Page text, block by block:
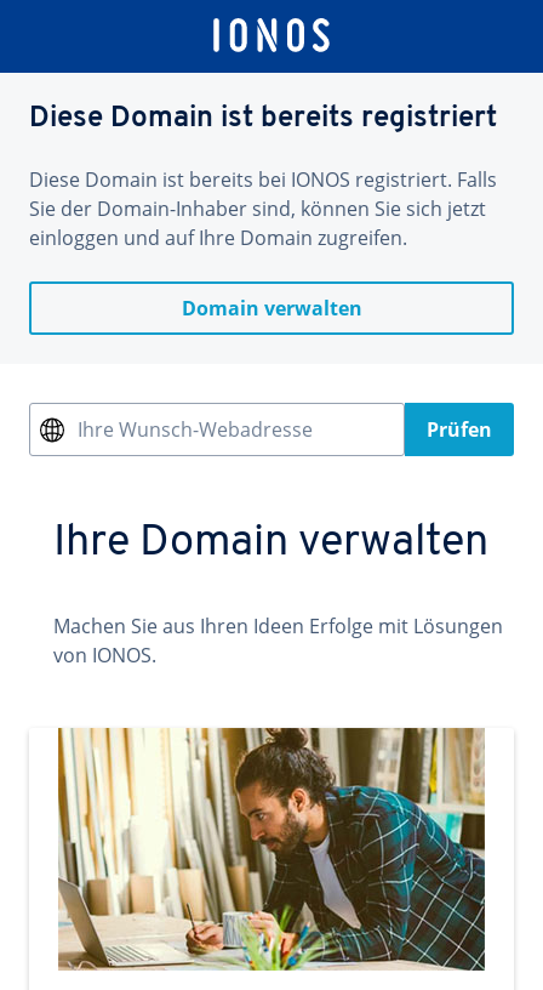
Diese Domain ist bereits registriert
Diese Domain ist bereits bei IONOS registriert. Falls
Sie der Domain-Inhaber sind, können Sie sich jetzt
einloggen und auf Ihre Domain zugreifen.
Domain verwalten
Ihre Wunsch-Webadresse Prüfen
Ihre Domain verwalten
Machen Sie aus Ihren Ideen Erfolge mit Lösungen
von IONOS.